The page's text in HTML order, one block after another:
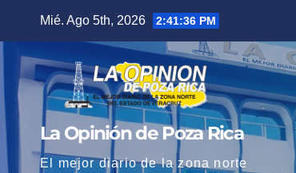
contenido
Mié. Ago 5th, 2026 2:41:38 PM
La Opinión de Poza Rica
El mejor diario de la zona norte